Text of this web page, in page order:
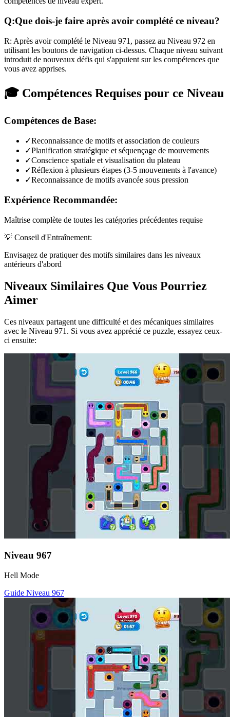
Q:Que dois-je faire après avoir complété ce niveau?
R: Après avoir complété le Niveau 971 , passez au Niveau 972 en
utilisant les boutons de navigation ci-dessus. Chaque niveau suivant
introduit de nouveaux défis qui s'appuient sur les compétences que
vous avez apprises.
🎓 Compétences Requises pour ce Niveau
Compétences de Base:
✓Reconnaissance de motifs et association de couleurs
✓Planification stratégique et séquençage de mouvements
✓Conscience spatiale et visualisation du plateau
✓Réflexion à plusieurs étapes (3-5 mouvements à l'avance)
✓Reconnaissance de motifs avancée sous pression
Expérience Recommandée:
Maîtrise complète de toutes les catégories précédentes requise
💡 Conseil d'Entraînement:
Envisagez de pratiquer des motifs similaires dans les niveaux
antérieurs d'abord
Niveaux Similaires Que Vous Pourriez
Aimer
Ces niveaux partagent une difficulté et des mécaniques similaires
avec le Niveau 971 . Si vous avez apprécié ce puzzle, essayez ceux-
ci ensuite:
Niveau 967
Hell Mode
Guide Niveau 967